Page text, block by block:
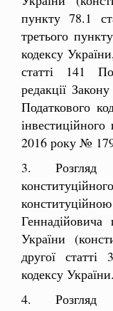
пункту 78.1
третього
кодексу
статті 141
редакції
Податкового
2016 року №
3. Розгляд
Геннадійовича
України
другої статті
кодексу України.
4. Розгляд